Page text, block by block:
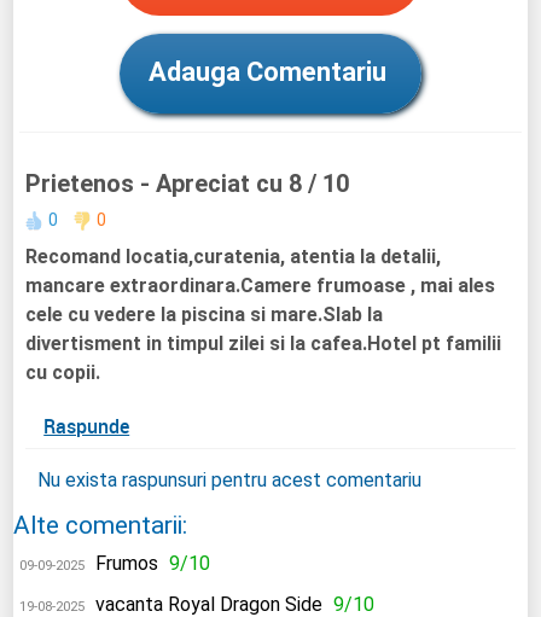
Adauga Comentariu
Prietenos - Apreciat cu 8 / 10
0 0
Recomand locatia,curatenia, atentia la detalii,
mancare extraordinara.Camere frumoase , mai ales
cele cu vedere la piscina si mare.Slab la
divertisment in timpul zilei si la cafea.Hotel pt familii
cu copii.
Raspunde
Nu exista raspunsuri pentru acest comentariu
Alte comentarii:
09-09-2025 Frumos 9/10
19-08-2025 vacanta Royal Dragon Side 9/10